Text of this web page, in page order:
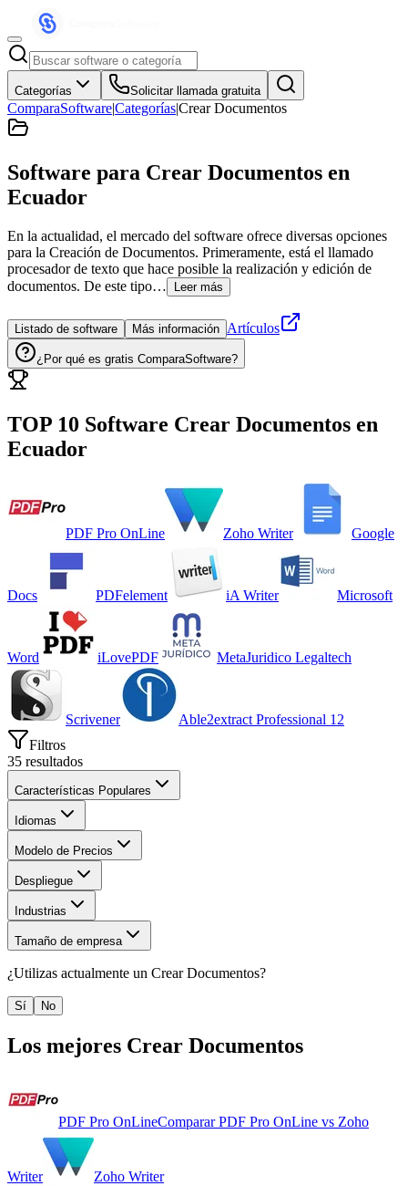
Categorías Solicitar llamada gratuita
ComparaSoftware|Categorías|Crear Documentos
Software para Crear Documentos en
Ecuador
En la actualidad, el mercado del software ofrece diversas opciones
para la Creación de Documentos. Primeramente, está el llamado
procesador de texto que hace posible la realización y edición de
documentos. De este tipo…
Leer más
Listado de software Más información Artículos
¿Por qué es gratis ComparaSoftware?
TOP 10 Software Crear Documentos en
Ecuador
PDF Pro OnLine Zoho Writer Google
Docs PDFelement iA Writer Microsoft
Word iLovePDF MetaJuridico Legaltech
Scrivener
Able2extract Professional 12
Filtros
35 resultados
Características Populares
Idiomas
Modelo de Precios
Despliegue
Industrias
Tamaño de empresa
¿Utilizas actualmente un Crear Documentos?
Sí No
Los mejores Crear Documentos
PDF Pro OnLineComparar PDF Pro OnLine vs Zoho
Writer Zoho Writer